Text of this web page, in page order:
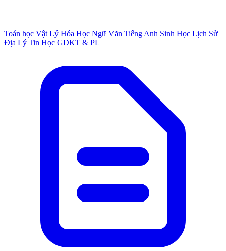
Toán học Vật Lý Hóa Học Ngữ Văn Tiếng Anh Sinh Học Lịch Sử
Địa Lý Tin Học GDKT & PL